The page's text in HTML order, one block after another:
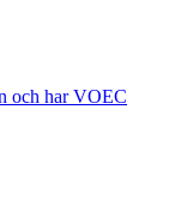
och har VOEC